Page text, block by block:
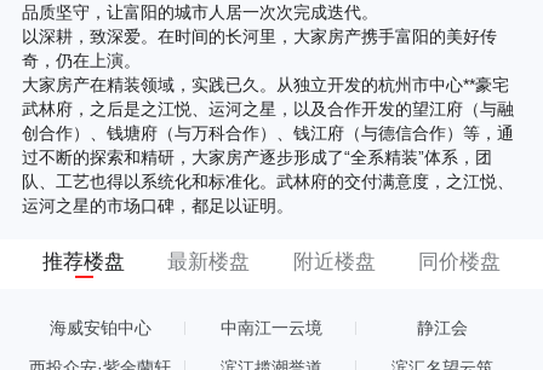
品质坚守，让富阳的城市人居一次次完成迭代。
以深耕，致深爱。在时间的长河里，大家房产携手富阳的美好传
奇，仍在上演。
大家房产在精装领域，实践已久。从独立开发的杭州市中心**豪宅
武林府，之后是之江悦、运河之星，以及合作开发的望江府（与融
创合作）、钱塘府（与万科合作）、钱江府（与德信合作）等，通
过不断的探索和精研，大家房产逐步形成了“全系精装”体系，团
队、工艺也得以系统化和标准化。武林府的交付满意度，之江悦、
运河之星的市场口碑，都足以证明。
推荐楼盘 最新楼盘 附近楼盘 同价楼盘
海威安铂中心 中南江一云境 静江会